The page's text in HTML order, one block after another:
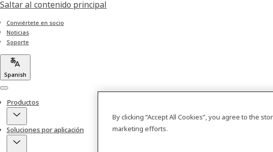
Saltar al contenido principal
Conviértete en socio
Noticias
Soporte
Spanish
Menu
Productos
Soluciones por aplicación
By clicking “Accept All Cookies”, you agree to the
marketing efforts.